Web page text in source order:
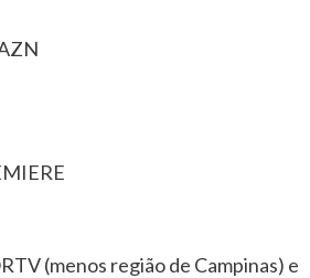
(menos região de Campinas) e